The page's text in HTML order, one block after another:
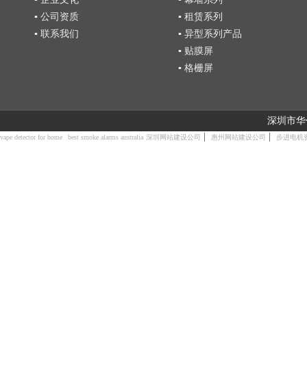
▪ 公司资质
▪ 联系我们
▪ 租赁系列
▪ 异型系列产品
▪ 贴膜屏
▪ 格栅屏
深圳市
vape detector for home best smoke alarms australia 深圳网站建设公司 惠州网站建设公司 步进电机